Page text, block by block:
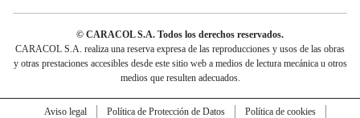
© CARACOL S.A. Todos los derechos reservados.
CARACOL S.A. realiza una reserva expresa de las reproducciones y usos de las obras
y otras prestaciones accesibles desde este sitio web a medios de lectura mecánica u otros
medios que resulten adecuados.
Aviso legal Política de Protección de Datos
Política de cookies